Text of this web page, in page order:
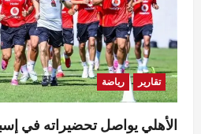
تقارير رياضة
الأهلي يواصل تحضيراته في